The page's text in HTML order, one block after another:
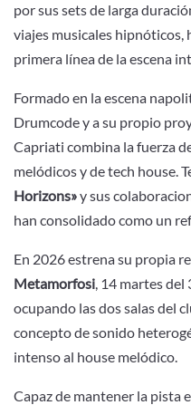
por sus sets de larga
viajes musicales hipnóticos,
primera línea de la escena
Formado en la escena
Drumcode y a su propio
Capriati combina la fuerza
melódicos y de tech house.
Horizons»y sus
han consolidado como un
En 2026 estrena su propia
Metamorfosi, 14 martes del
ocupando las dos salas del
concepto de sonido
intenso al house melódico.
Capaz de mantener la pista